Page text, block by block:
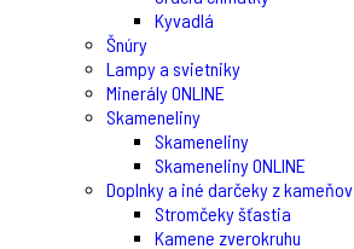
Kyvadlá
Šnúry
Lampy a svietniky
Minerály ONLINE
Skameneliny
Skameneliny
Skameneliny ONLINE
Doplnky a iné darčeky z kameňov
Stromčeky šťastia
Kamene zverokruhu